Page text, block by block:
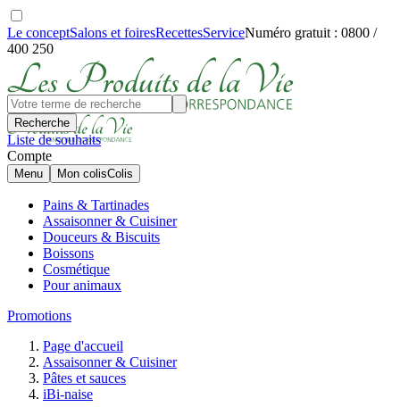
Le conceptSalons et foiresRecettesServiceNuméro gratuit : 0800 /
400 250
Recherche
Liste de souhaits
Compte
Menu Mon colisColis
Pains & Tartinades
Assaisonner & Cuisiner
Douceurs & Biscuits
Boissons
Cosmétique
Pour animaux
Promotions
Page d'accueil
Assaisonner & Cuisiner
Pâtes et sauces
iBi-naise